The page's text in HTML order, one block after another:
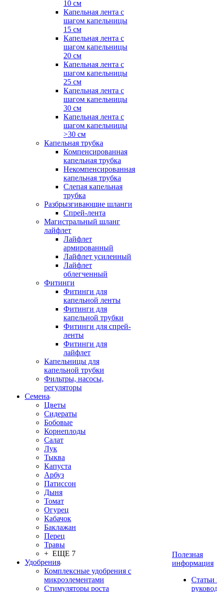
10 см
Капельная лента с
шагом капельницы
15 см
Капельная лента с
шагом капельницы
20 см
Капельная лента с
шагом капельницы
25 см
Капельная лента с
шагом капельницы
30 см
Капельная лента с
шагом капельницы
>30 см
Капельная трубка
Компенсированная
капельная трубка
Некомпенсированная
капельная трубка
Слепая капельная
трубка
Разбрызгивающие шланги
Спрей-лента
Магистральный шланг
лайфлет
Лайфлет
армированный
Лайфлет усиленный
Лайфлет
облегченный
Фитинги
Фитинги для
капельной ленты
Фитинги для
капельной трубки
Фитинги для спрей-
ленты
Фитинги для
лайфлет
Капельницы для
капельной трубки
Фильтры, насосы,
регуляторы
Семена
Цветы
Сидераты
Бобовые
Корнеплоды
Салат
Лук
Тыква
Капуста
Арбуз
Патиссон
Дыня
Томат
Огурец
Кабачок
Баклажан
Перец
Травы
+ ЕЩЕ 7
Удобрения
Комплексные удобрения с
микроэлементами
Стимуляторы роста
Полезная
информация
Статьи